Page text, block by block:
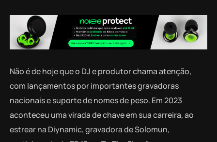
Não é de hoje que o DJ e produtor chama atenção,
com lançamentos por importantes gravadoras
nacionais e suporte de nomes de peso. Em 2023
aconteceu uma virada de chave em sua carreira, ao
estrear na Diynamic, gravadora de Solomun,